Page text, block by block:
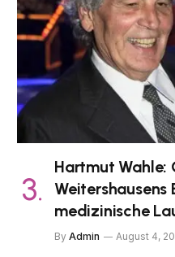
Hartmut Wahle:
Weitershausens
medizinische
By Admin August 4,